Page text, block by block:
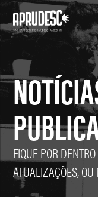
FIQUE POR
ATUALIZAÇÕES,